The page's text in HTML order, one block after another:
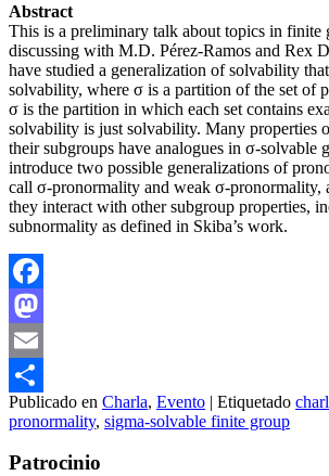
Abstract
This is a preliminary talk about topics in finite
discussing with M.D. Pérez-Ramos and Rex
have studied a generalization of solvability
solvability, where σ is a partition of the set of
σ is the partition in which each set contains
solvability is just solvability. Many properties
their subgroups have analogues in σ-solvable
introduce two possible generalizations of
call σ-pronormality and weak σ-pronormality,
they interact with other subgroup properties,
subnormality as defined in Skiba’s work.
Facebook
Mastodon
Email
Compartir
Publicado en Charla, Evento | Etiquetado
pronormality, sigma-solvable finite group
Patrocinio